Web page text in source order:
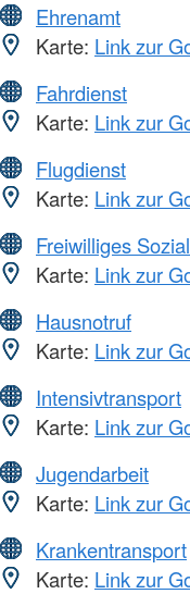
Ehrenamt
Karte: Link zur
Fahrdienst
Karte: Link zur
Flugdienst
Karte: Link zur
Freiwilliges
Karte: Link zur
Hausnotruf
Karte: Link zur
Intensivtransport
Karte: Link zur
Jugendarbeit
Karte: Link zur
Krankentransport
Karte: Link zur